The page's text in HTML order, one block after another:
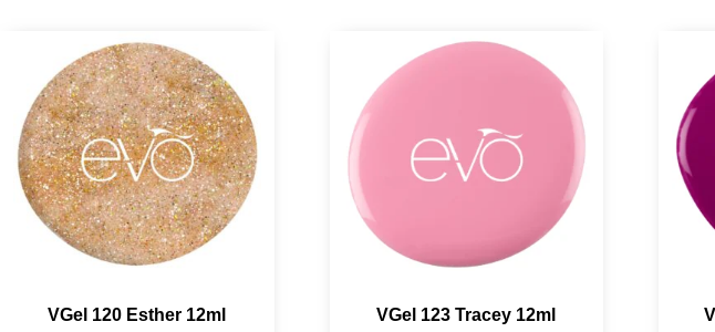
VGel 120 Esther 12ml VGel 123 Tracey 12ml